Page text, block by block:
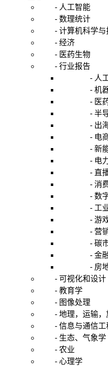
- 人工智能
- 数理统计
- 计算机科学与
- 经济
- 医药生物
- 行业报告
- 人工
- 机器
- 医药 &
- 半导
- 出海，
- 电
- 新能源
- 电力，
- 直播，
- 消费
- 数字
- 工业
- 游
- 营
- 碳市场
- 金融，
- 房地
- 可视化和设计
- 教育学
- 图像处理
- 地理，运输，
- 信息与通信工
- 生态、气象学
- 农业
- 心理学